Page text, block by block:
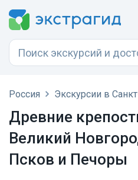
Россия Экскурсии в
Древние
Великий
Псков и Печоры